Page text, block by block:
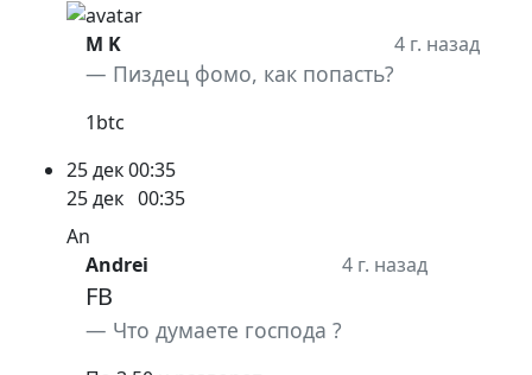
M K
Пиздец фомо, как попасть?
1btc
4 г. назад
25 дек00:35
25 дек 00:35
An
Andrei
FB
Что думаете господа ?
4 г. назад